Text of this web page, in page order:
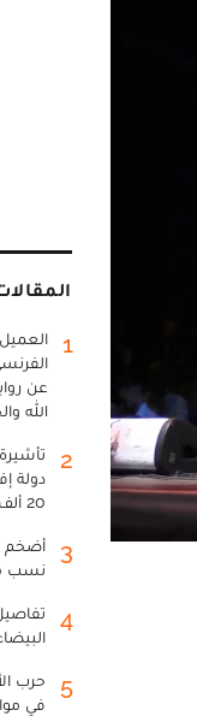
1
عن
الله
2
دولة
20 ألف دولار
3
أضخم
نسب
4
5
حرب
في